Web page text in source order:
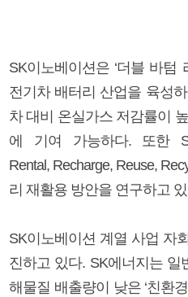
SK이노베이션은 ‘더블 바텀
전기차 배터리 산업을 육성
차 대비 온실가스 저감률이
에 기여 가능하다. 또한
Rental, Recharge, Reuse,
리 재활용 방안을 연구하고
SK이노베이션 계열 사업 자
진하고 있다. SK에너지는
해물질 배출량이 낮은 ‘친환